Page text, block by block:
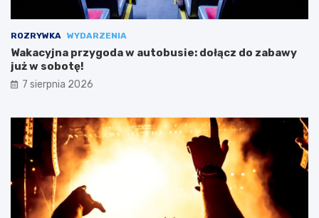
ROZRYWKA WYDARZENIA
Wakacyjna przygoda w autobusie: dołącz do zabawy
już w sobotę!
7 sierpnia 2026